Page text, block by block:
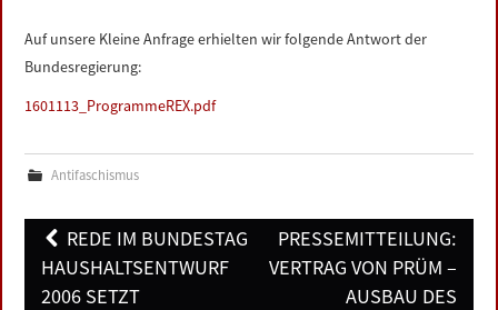
DATENSCHUTZERKLÄRUNG
Auf unsere Kleine Anfrage erhielten wir folgende Antwort der
Bundesregierung:
1601113_ProgrammeREX.pdf
Antifaschismus
Post
navigation
REDE IM BUNDESTAG:
HAUSHALTSENTWURF
2006 SETZT
PRESSEMITTEILUNG:
VERTRAG VON PRÜM –
AUSBAU DES